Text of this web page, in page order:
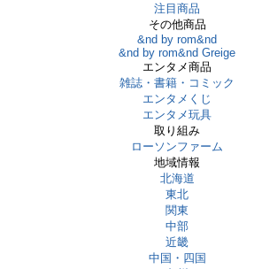
注目商品
その他商品
&nd by rom&nd
&nd by rom&nd Greige
エンタメ商品
雑誌・書籍・コミック
エンタメくじ
エンタメ玩具
取り組み
ローソンファーム
地域情報
北海道
東北
関東
中部
近畿
中国・四国